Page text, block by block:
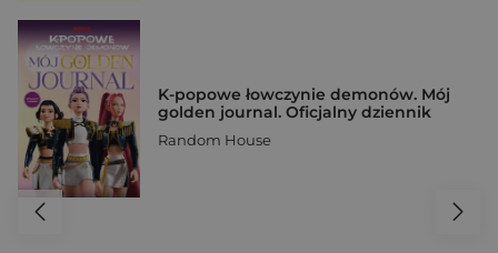
K-popowe łowczynie demonów. Mój
golden journal. Oficjalny dziennik
Random House